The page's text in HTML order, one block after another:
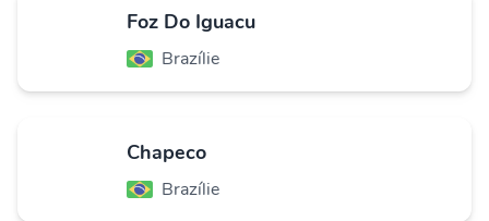
Foz Do Iguacu
Brazílie
Chapeco
Brazílie